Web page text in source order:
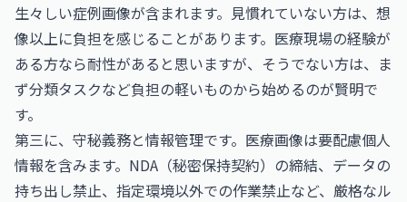
生々しい症例画像が含まれます。見慣れていない方は、想
像以上に負担を感じることがあります。医療現場の経験が
ある方なら耐性があると思いますが、そうでない方は、ま
ず分類タスクなど負担の軽いものから始めるのが賢明で
す。
第三に、守秘義務と情報管理です。医療画像は要配慮個人
情報を含みます。NDA（秘密保持契約）の締結、データの
持ち出し禁止、指定環境以外での作業禁止など、厳格なル